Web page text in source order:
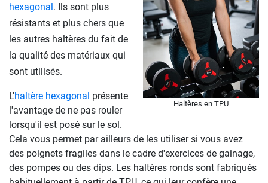
Haltères en TPU
hexagonal. Ils sont plus
résistants et plus chers que
les autres haltères du fait de
la qualité des matériaux qui
sont utilisés.
L'haltère hexagonal présente
l'avantage de ne pas rouler
lorsqu'il est posé sur le sol.
Cela vous permet par ailleurs de les utiliser si vous avez
des poignets fragiles dans le cadre d'exercices de gainage,
des pompes ou des dips. Les haltères ronds sont fabriqués